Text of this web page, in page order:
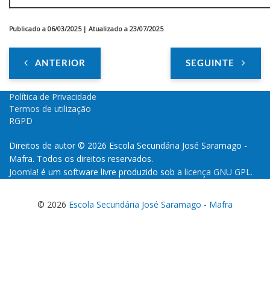
Publicado a 06/03/2025 | Atualizado a 23/07/2025
ANTERIOR SEGUINTE
Política de Privacidade
Termos de utilização
RGPD
Direitos de autor © 2026 Escola Secundária José Saramago -
Mafra. Todos os direitos reservados.
Joomla! é um software livre produzido sob a licença GNU GPL.
© 2026 Escola Secundária José Saramago - Mafra